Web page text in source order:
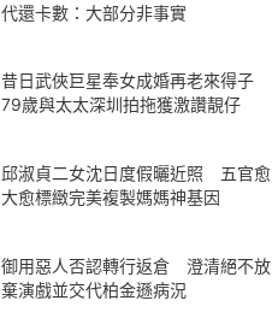
代還卡數：大部分非事實
昔日武俠巨星奉女成婚再老來得子
79歲與太太深圳拍拖獲激讚靚仔
邱淑貞二女沈日度假曬近照 五官愈
大愈標緻完美複製媽媽神基因
御用惡人否認轉行返倉 澄清絕不放
棄演戲並交代柏金遜病況